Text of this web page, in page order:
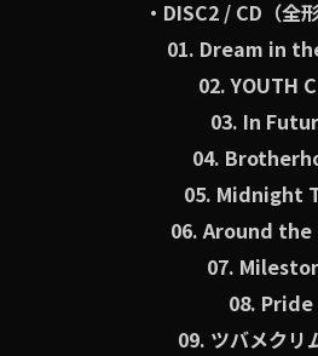
・DISC2 / CD（全
01. Dream in
02. YOUTH
03. In
04.
05. Midnight
06. Around the
07.
08. Pride
09. ツバメクリ